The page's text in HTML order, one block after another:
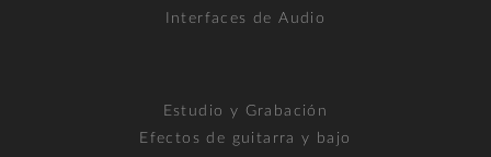
Interfaces de Audio
Estudio y Grabación
Efectos de guitarra y bajo